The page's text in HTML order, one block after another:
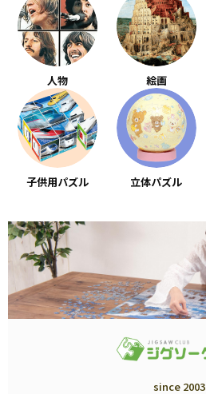
人物 絵画
子供用パズル 立体パズル
since 2003